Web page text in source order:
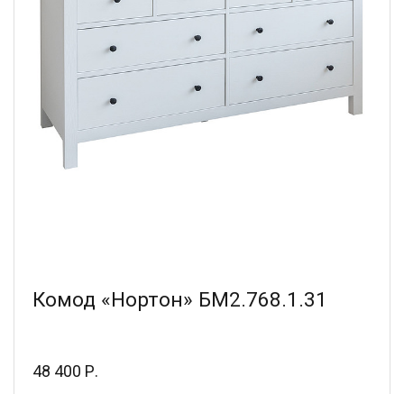
Комод «Нортон» БМ2.768.1.31
48 400 Р.